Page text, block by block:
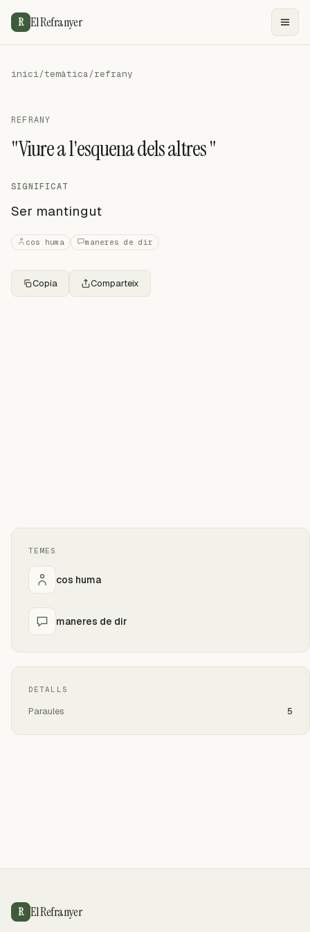
R El Refranyer
inici/temàtica/refrany
REFRANY
"Viure a l'esquena dels altres "
SIGNIFICAT
Ser mantingut
cos huma maneres de dir
Copia Comparteix
TEMES
cos huma
maneres de dir
DETALLS
Paraules 5
R El Refranyer